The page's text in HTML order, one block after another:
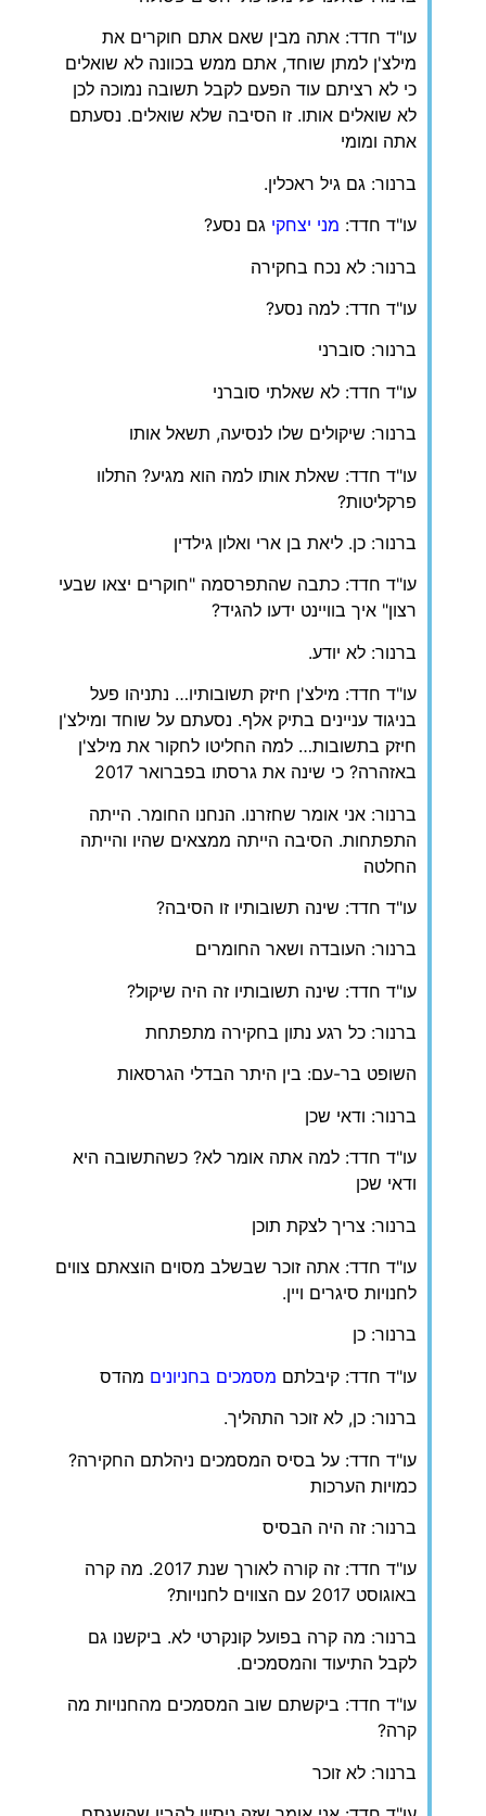
עו"ד חדד: אתה מבין שאם אתם חוקרים את
מילצ'ן למתן שוחד, אתם ממש בכוונה לא שואלים
כי לא רציתם עוד הפעם לקבל תשובה נמוכה לכן
לא שואלים אותו. זו הסיבה שלא שואלים. נסעתם
אתה ומומי
ברנור: גם גיל ראכלין.
עו"ד חדד: מני יצחקי גם נסע?
ברנור: לא נכח בחקירה
עו"ד חדד: למה נסע?
ברנור: סוברני
עו"ד חדד: לא שאלתי סוברני
ברנור: שיקולים שלו לנסיעה, תשאל אותו
עו"ד חדד: שאלת אותו למה הוא מגיע? התלוו
פרקליטות?
ברנור: כן. ליאת בן ארי ואלון גילדין
עו"ד חדד: כתבה שהתפרסמה "חוקרים יצאו שבעי
רצון" איך בוויינט ידעו להגיד?
ברנור: לא יודע.
עו"ד חדד: מילצ'ן חיזק תשובותיו… נתניהו פעל
בניגוד עניינים בתיק אלף. נסעתם על שוחד ומילצ'ן
חיזק בתשובות… למה החליטו לחקור את מילצ'ן
באזהרה? כי שינה את גרסתו בפברואר 2017
ברנור: אני אומר שחזרנו. הנחנו החומר. הייתה
התפתחות. הסיבה הייתה ממצאים שהיו והייתה
החלטה
עו"ד חדד: שינה תשובותיו זו הסיבה?
ברנור: העובדה ושאר החומרים
עו"ד חדד: שינה תשובותיו זה היה שיקול?
ברנור: כל רגע נתון בחקירה מתפתחת
השופט בר-עם: בין היתר הבדלי הגרסאות
ברנור: ודאי שכן
עו"ד חדד: למה אתה אומר לא? כשהתשובה היא
ודאי שכן
ברנור: צריך לצקת תוכן
עו"ד חדד: אתה זוכר שבשלב מסוים הוצאתם צווים
לחנויות סיגרים ויין.
ברנור: כן
עו"ד חדד: קיבלתם מסמכים בחניונים מהדס
ברנור: כן, לא זוכר התהליך.
עו"ד חדד: על בסיס המסמכים ניהלתם החקירה?
כמויות הערכות
ברנור: זה היה הבסיס
עו"ד חדד: זה קורה לאורך שנת 2017. מה קרה
באוגוסט 2017 עם הצווים לחנויות?
ברנור: מה קרה בפועל קונקרטי לא. ביקשנו גם
לקבל התיעוד והמסמכים.
עו"ד חדד: ביקשתם שוב המסמכים מהחנויות מה
קרה?
ברנור: לא זוכר